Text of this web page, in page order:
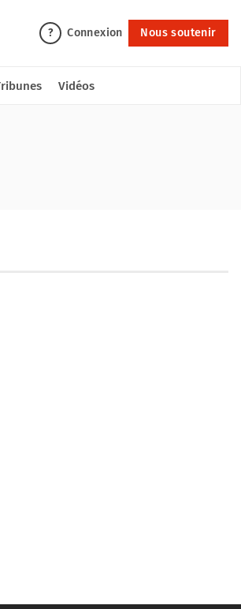
? Connexion Nous soutenir
Vidéos